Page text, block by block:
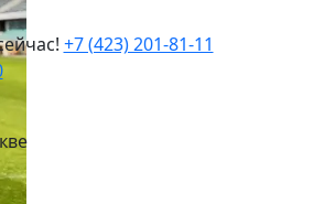
+7 (423) 201-81-11